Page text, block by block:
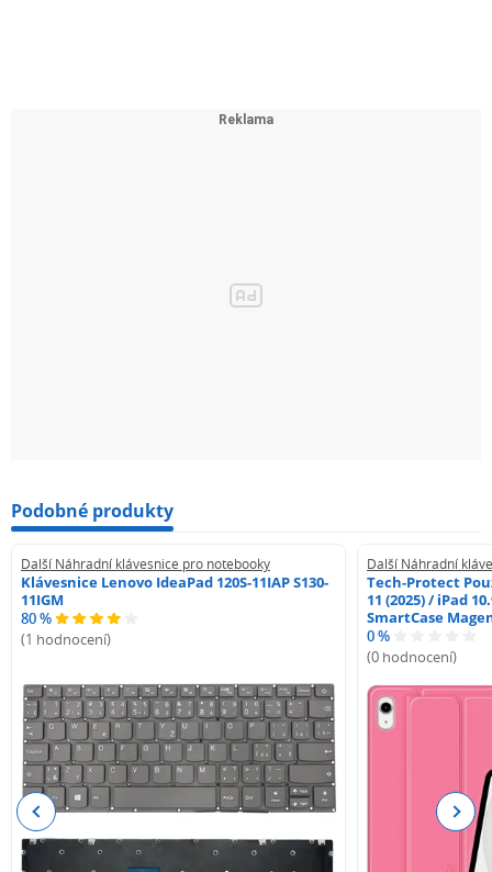
Podobné produkty
Další Náhradní klávesnice pro notebooky
Klávesnice Lenovo IdeaPad 120S-11IAP S130-
11IGM
80 %
(1 hodnocení)
Další Náhradní
Tech-Protect
11 (2025) / iPad
SmartCase
0 %
(0 hodnocení)
Previous Next